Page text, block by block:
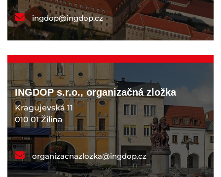
ingdop@ingdop.cz
INGDOP s.r.o., organizačná zložka
Kragujevská 11
010 01 Žilina
organizacnazlozka@ingdop.cz